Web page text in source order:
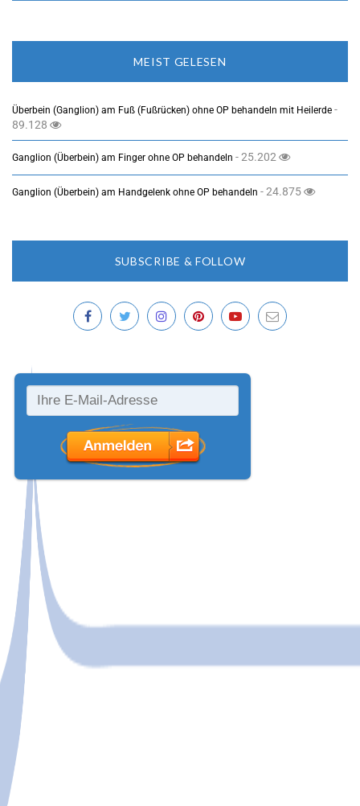
MEIST GELESEN
Überbein (Ganglion) am Fuß (Fußrücken) ohne OP behandeln mit Heilerde -
89.128
Ganglion (Überbein) am Finger ohne OP behandeln - 25.202
Ganglion (Überbein) am Handgelenk ohne OP behandeln - 24.875
SUBSCRIBE & FOLLOW